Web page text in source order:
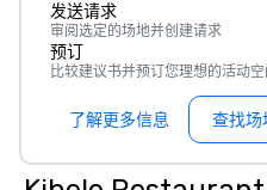
发送请求
审阅选定的场地并创建请求
预订
比较建议书并预订您理想的活动空
了解更多信息 查找场